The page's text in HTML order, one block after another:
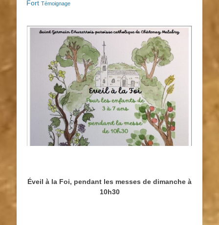
Fort Témoignage
Éveil à la Foi, pendant les messes de dimanche à
10h30